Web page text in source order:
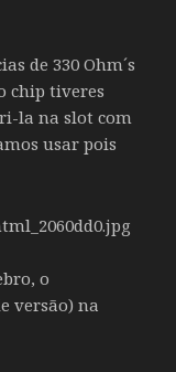
de 330 Ohm´s
chip tiveres
la na slot com
usar pois
o
versão) na